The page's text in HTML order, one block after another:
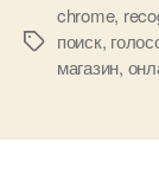
Метки
chrome,
поиск,
магазин,